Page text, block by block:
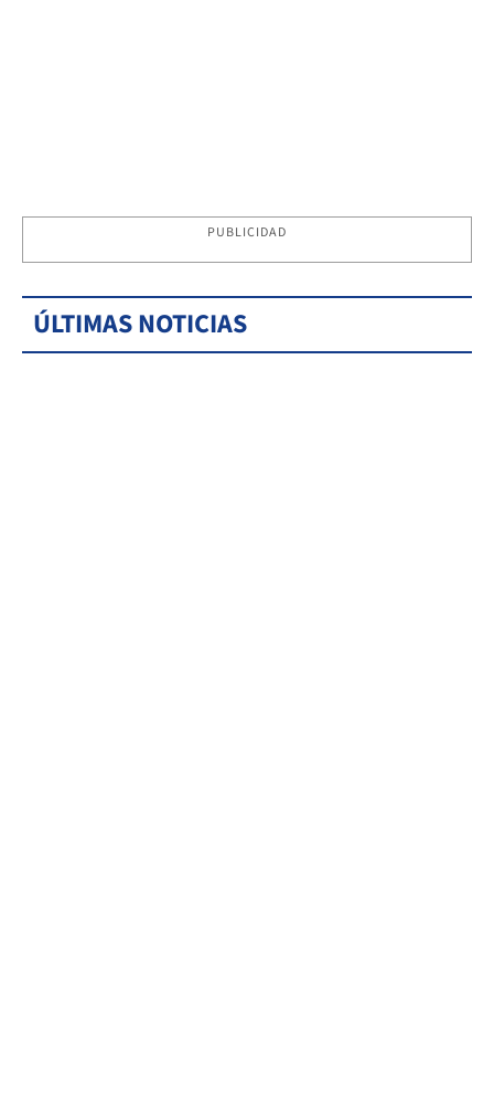
PUBLICIDAD
ÚLTIMAS NOTICIAS